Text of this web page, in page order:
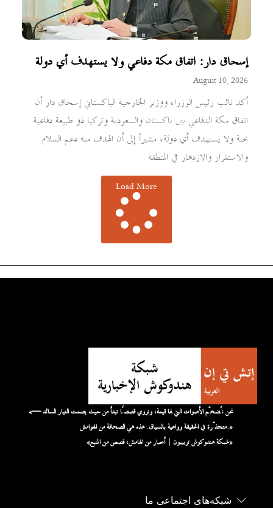
إسحاق دار: اتفاق مكة دفاعي ولا يستهدف أي دولة
August 10, 2026
أكد نائب رئيس الوزراء ووزير الخارجية الباكستاني إسحاق دار أن
اتفاق مكة الدفاعي بين باكستان والسعودية وتركيا ذو طبيعة دفاعية
بحتة ولا يستهدف أي دولة، مشيراً إلى أن الهدف منه دعم السلام
والاستقرار والازدهار في المنطقة
Load More
شبکه‌های اجتماعی ما
«نحن نُضخّم الأصوات التي لها قيمة، ونروي قصصًا تبدأ من حيث يصمت التيار السائد —
متجذّرة في الحقيقة وواعية بالسياق. هذه هي الصحافة من الهوامش.»
«شبكة هندوكوش تريبيون | أخبار من الهامش، قصص من المنبع»